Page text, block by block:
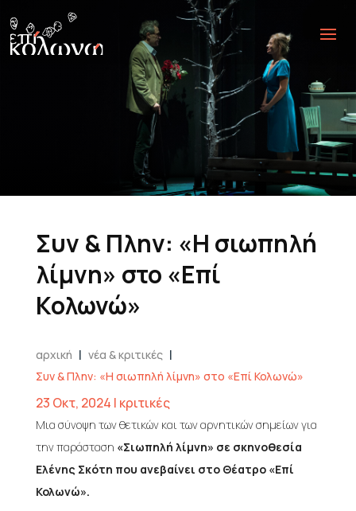
Συν & Πλην: «Η σιωπηλή
λίμνη» στο «Επί
Κολωνώ»
αρχική | νέα & κριτικές |
Συν & Πλην: «Η σιωπηλή λίμνη» στο «Επί Κολωνώ»
23 Οκτ, 2024 | κριτικές
Μια σύνοψη των θετικών και των αρνητικών σημείων για
την παράσταση «Σιωπηλή λίμνη» σε σκηνοθεσία
Ελένης Σκότη που ανεβαίνει στο Θέατρο «Επί
Κολωνώ».